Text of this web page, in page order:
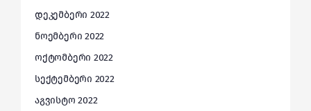
დეკემბერი 2022
ნოემბერი 2022
ოქტომბერი 2022
სექტემბერი 2022
აგვისტო 2022